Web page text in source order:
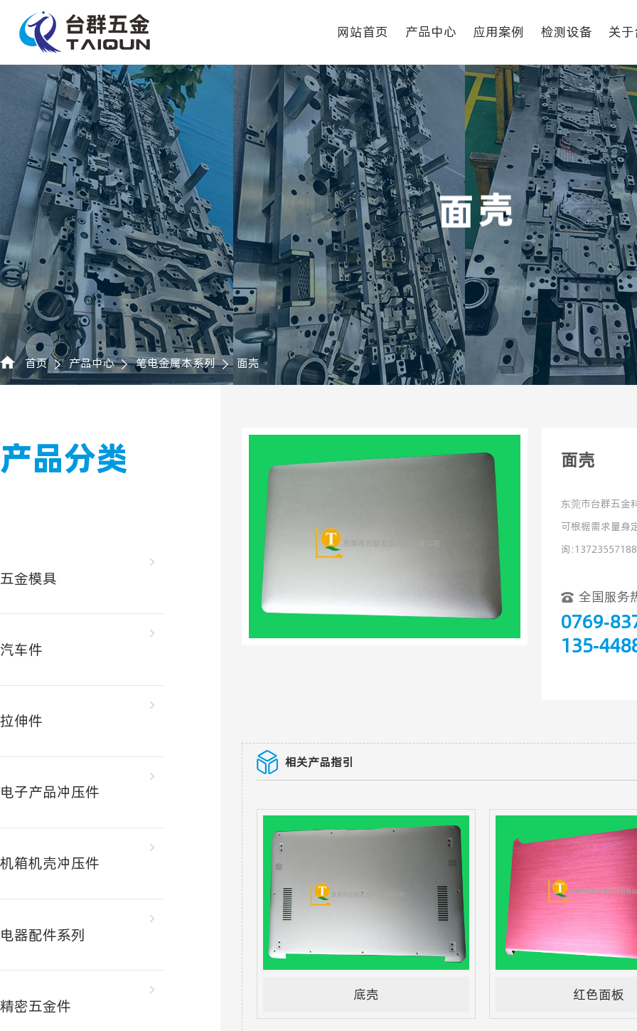
网站首页 产品中心 应用案例 检测设备 关
面壳
首页 产品中心 笔电金属本系列 面壳
产品分类
五金模具
汽车件
拉伸件
电子产品冲压件
机箱机壳冲压件
电器配件系列
精密五金件
面壳
东莞市台群五金
可根据需求量身
询:13723557188
全国服务
0769-
135-
相关产品指引
底壳 红色面板